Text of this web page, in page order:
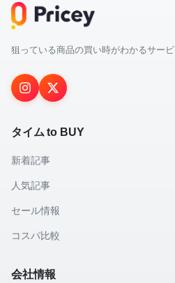
狙っている商品の買い時がわかるサー
タイム to BUY
新着記事
人気記事
セール情報
コスパ比較
会社情報